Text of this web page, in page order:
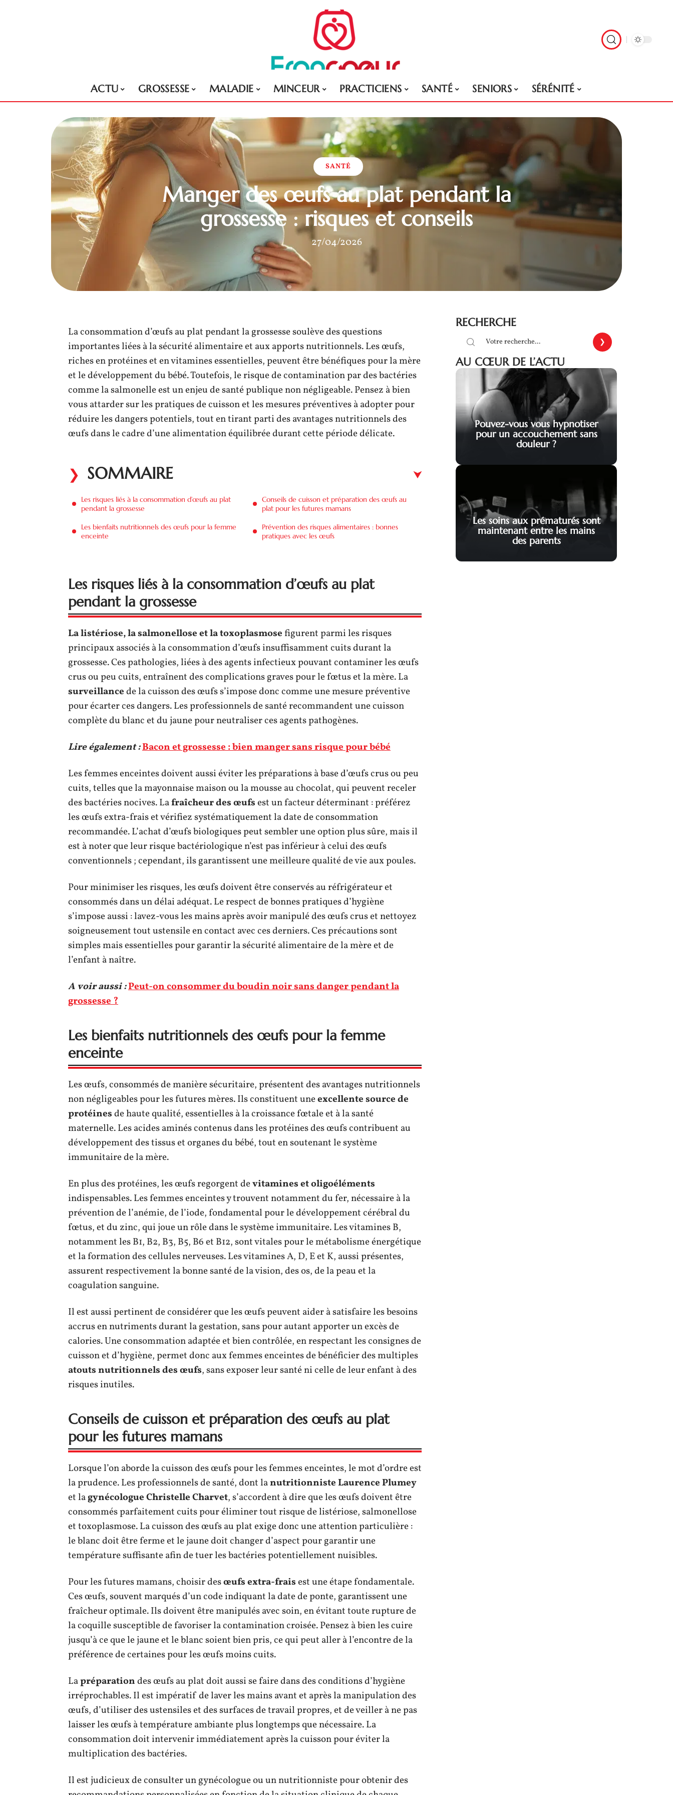
ACTU GROSSESSE MALADIE MINCEUR PRACTICIENS SANTÉ SENIORS SÉRÉNITÉ
SANTÉ
Manger des œufs au plat pendant la
grossesse : risques et conseils
27/04/2026
La consommation d’œufs au plat pendant la grossesse soulève des questions
importantes liées à la sécurité alimentaire et aux apports nutritionnels. Les œufs,
riches en protéines et en vitamines essentielles, peuvent être bénéfiques pour la mère
et le développement du bébé. Toutefois, le risque de contamination par des bactéries
comme la salmonelle est un enjeu de santé publique non négligeable. Pensez à bien
vous attarder sur les pratiques de cuisson et les mesures préventives à adopter pour
réduire les dangers potentiels, tout en tirant parti des avantages nutritionnels des
œufs dans le cadre d’une alimentation équilibrée durant cette période délicate.
SOMMAIRE
Les risques liés à la consommation d’œufs au plat
pendant la grossesse
Les bienfaits nutritionnels des œufs pour la femme
enceinte
Conseils de cuisson et préparation des œufs au
plat pour les futures mamans
Prévention des risques alimentaires : bonnes
pratiques avec les œufs
Les risques liés à la consommation d’œufs au plat
pendant la grossesse
La listériose, la salmonellose et la toxoplasmosefigurent parmi les risques
principaux associés à la consommation d’œufs insuffisamment cuits durant la
grossesse. Ces pathologies, liées à des agents infectieux pouvant contaminer les œufs
crus ou peu cuits, entraînent des complications graves pour le fœtus et la mère. La
surveillancede la cuisson des œufs s’impose donc comme une mesure préventive
pour écarter ces dangers. Les professionnels de santé recommandent une cuisson
complète du blanc et du jaune pour neutraliser ces agents pathogènes.
Lire également :Bacon et grossesse : bien manger sans risque pour bébé
Les femmes enceintes doivent aussi éviter les préparations à base d’œufs crus ou peu
cuits, telles que la mayonnaise maison ou la mousse au chocolat, qui peuvent receler
des bactéries nocives. Lafraîcheur des œufsest un facteur déterminant : préférez
les œufs extra-frais et vérifiez systématiquement la date de consommation
recommandée. L’achat d’œufs biologiques peut sembler une option plus sûre, mais il
est à noter que leur risque bactériologique n’est pas inférieur à celui des œufs
conventionnels ; cependant, ils garantissent une meilleure qualité de vie aux poules.
Pour minimiser les risques, les œufs doivent être conservés au réfrigérateur et
consommés dans un délai adéquat. Le respect de bonnes pratiques d’hygiène
s’impose aussi : lavez-vous les mains après avoir manipulé des œufs crus et nettoyez
soigneusement tout ustensile en contact avec ces derniers. Ces précautions sont
simples mais essentielles pour garantir la sécurité alimentaire de la mère et de
l’enfant à naître.
A voir aussi :Peut-on consommer du boudin noir sans danger pendant la
grossesse ?
Les bienfaits nutritionnels des œufs pour la femme
enceinte
Les œufs, consommés de manière sécuritaire, présentent des avantages nutritionnels
non négligeables pour les futures mères. Ils constituent uneexcellente source de
protéinesde haute qualité, essentielles à la croissance fœtale et à la santé
maternelle. Les acides aminés contenus dans les protéines des œufs contribuent au
développement des tissus et organes du bébé, tout en soutenant le système
immunitaire de la mère.
En plus des protéines, les œufs regorgent devitamines et oligoéléments
indispensables. Les femmes enceintes y trouvent notamment du fer, nécessaire à la
prévention de l’anémie, de l’iode, fondamental pour le développement cérébral du
fœtus, et du zinc, qui joue un rôle dans le système immunitaire. Les vitamines B,
notamment les B1, B2, B3, B5, B6 et B12, sont vitales pour le métabolisme énergétique
et la formation des cellules nerveuses. Les vitamines A, D, E et K, aussi présentes,
assurent respectivement la bonne santé de la vision, des os, de la peau et la
coagulation sanguine.
Il est aussi pertinent de considérer que les œufs peuvent aider à satisfaire les besoins
accrus en nutriments durant la gestation, sans pour autant apporter un excès de
calories. Une consommation adaptée et bien contrôlée, en respectant les consignes de
cuisson et d’hygiène, permet donc aux femmes enceintes de bénéficier des multiples
atouts nutritionnels des œufs, sans exposer leur santé ni celle de leur enfant à des
risques inutiles.
Conseils de cuisson et préparation des œufs au plat
pour les futures mamans
Lorsque l’on aborde la cuisson des œufs pour les femmes enceintes, le mot d’ordre est
la prudence. Les professionnels de santé, dont lanutritionniste Laurence Plumey
et lagynécologue Christelle Charvet, s’accordent à dire que les œufs doivent être
consommés parfaitement cuits pour éliminer tout risque de listériose, salmonellose
et toxoplasmose. La cuisson des œufs au plat exige donc une attention particulière :
le blanc doit être ferme et le jaune doit changer d’aspect pour garantir une
température suffisante afin de tuer les bactéries potentiellement nuisibles.
Pour les futures mamans, choisir desœufs extra-fraisest une étape fondamentale.
Ces œufs, souvent marqués d’un code indiquant la date de ponte, garantissent une
fraîcheur optimale. Ils doivent être manipulés avec soin, en évitant toute rupture de
la coquille susceptible de favoriser la contamination croisée. Pensez à bien les cuire
jusqu’à ce que le jaune et le blanc soient bien pris, ce qui peut aller à l’encontre de la
préférence de certaines pour les œufs moins cuits.
Lapréparationdes œufs au plat doit aussi se faire dans des conditions d’hygiène
irréprochables. Il est impératif de laver les mains avant et après la manipulation des
œufs, d’utiliser des ustensiles et des surfaces de travail propres, et de veiller à ne pas
laisser les œufs à température ambiante plus longtemps que nécessaire. La
consommation doit intervenir immédiatement après la cuisson pour éviter la
multiplication des bactéries.
Il est judicieux de consulter un gynécologue ou un nutritionniste pour obtenir des
RECHERCHE
AU CŒUR DE L’ACTU
Pouvez-vous vous hypnotiser
pour un accouchement sans
douleur ?
Les soins aux prématurés sont
maintenant entre les mains
des parents